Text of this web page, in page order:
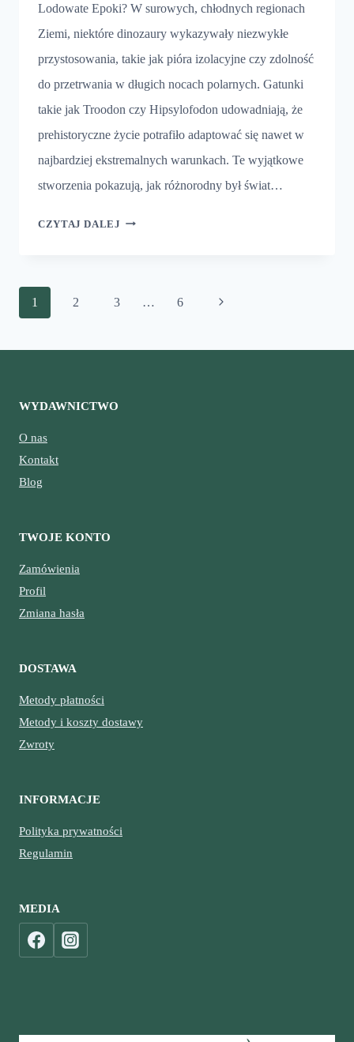
Lodowate Epoki? W surowych, chłodnych regionach
Ziemi, niektóre dinozaury wykazywały niezwykłe
przystosowania, takie jak pióra izolacyjne czy zdolność
do przetrwania w długich nocach polarnych. Gatunki
takie jak Troodon czy Hipsylofodon udowadniają, że
prehistoryczne życie potrafiło adaptować się nawet w
najbardziej ekstremalnych warunkach. Te wyjątkowe
stworzenia pokazują, jak różnorodny był świat…
CZYTAJ DALEJ NAJZIMNIEJSZE
Nawigacja
strony
1 2 3 … 6 Następna
WYDAWNICTWO
O nas
Kontakt
Blog
TWOJE KONTO
Zamówienia
Profil
Zmiana hasła
DOSTAWA
Metody płatności
Metody i koszty dostawy
Zwroty
INFORMACJE
Polityka prywatności
Regulamin
MEDIA